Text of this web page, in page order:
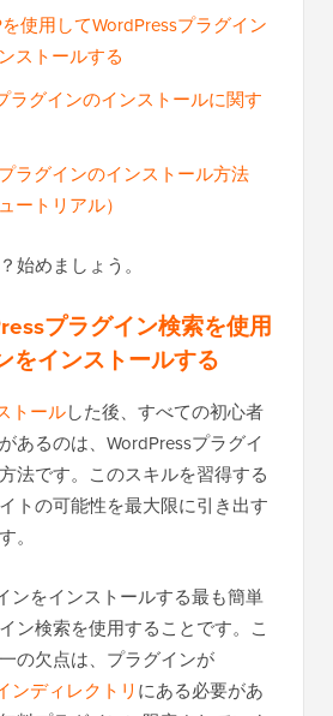
使用してWordPressプラグイン
ストールする
ラグインのインストールに関す
ラグインのインストール方法
ートリアル）
始めましょう。
プラグイン検索を使用
をインストールする
トールした後、すべての初心者
あるのは、WordPressプラグイ
法です。このスキルを習得する
トの可能性を最大限に引き出す
。
ンをインストールする最も簡単
ン検索を使用することです。こ
の欠点は、プラグインが
ンディレクトリ にある必要があ